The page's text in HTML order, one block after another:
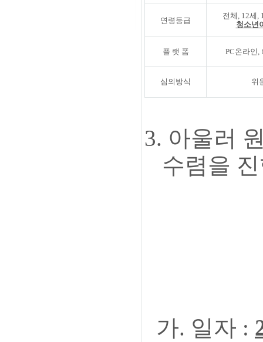
연령등급
전체, 12세,
청소년
플 랫 폼 PC온라인,
심의방식 위
3. 아울러
수렴을
가. 일자 :